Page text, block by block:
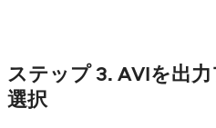
ステップ 3. AVIを出
選択